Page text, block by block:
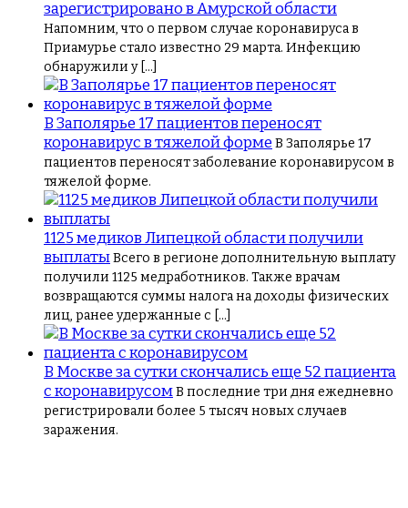
зарегистрировано в Амурской области
Напомним, что о первом случае коронавируса в
Приамурье стало известно 29 марта. Инфекцию
обнаружили у […]
В Заполярье 17 пациентов переносят
коронавирус в тяжелой форме В Заполярье 17
пациентов переносят заболевание коронавирусом в
тяжелой форме.
1125 медиков Липецкой области получили
выплатыВсего в регионе дополнительную выплату
получили 1125 медработников. Также врачам
возвращаются суммы налога на доходы физических
лиц, ранее удержанные с […]
В Москве за сутки скончались еще 52 пациента
с коронавирусомВ последние три дня ежедневно
регистрировали более 5 тысяч новых случаев
заражения.